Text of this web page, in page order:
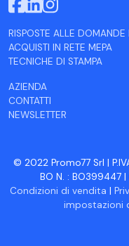
RISPOSTE ALLE DOMANDE
ACQUISTI IN RETE MEPA
TECNICHE DI STAMPA
AZIENDA
CONTATTI
NEWSLETTER
© 2022 Promo77 Srl |
BO N. : BO399447
Condizioni di vendita |
impostazioni